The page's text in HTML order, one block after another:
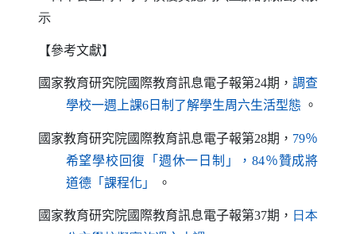
【參考文獻】
國家教育研究院國際教育訊息電子報第24期， 調查
學校一週上課6日制了解學生周六生活型態（另開新視窗
。
國家教育研究院國際教育訊息電子報第28期， 79％
希望學校回復「週休一日制」，84％贊成將
道德「課程化」（另開新視窗）
。
國家教育研究院國際教育訊息電子報第37期， 日本